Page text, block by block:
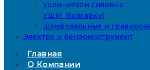
Удлинители силовые
УШМ (болгарки)
Шлифовальные и
Электро и бензоинструмент
Главная
О Компании